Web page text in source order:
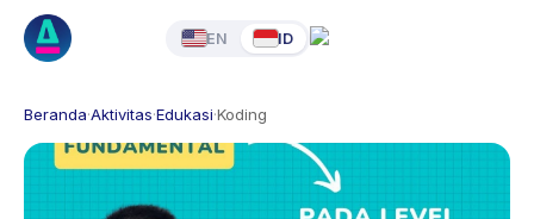
EN ID
Beranda·Aktivitas·Edukasi·Koding